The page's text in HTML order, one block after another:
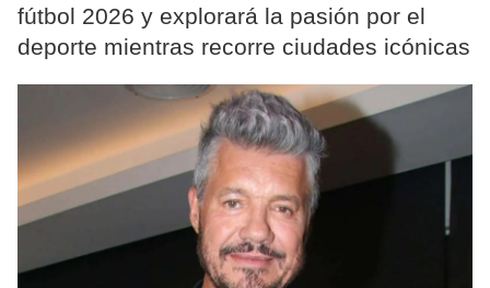
fútbol 2026 y explorará la pasión por el
deporte mientras recorre ciudades icónicas